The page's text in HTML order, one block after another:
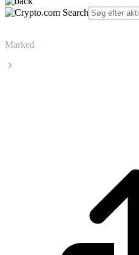
Marked